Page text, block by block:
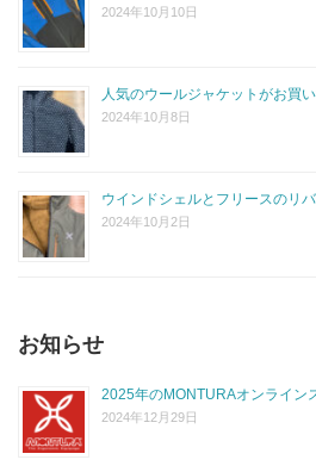
2024年10月10日
人気のウールジャケットがお買
2024年10月8日
ウインドシェルとフリースのリ
2024年10月2日
お知らせ
2025年のMONTURAオンライン
2024年12月29日